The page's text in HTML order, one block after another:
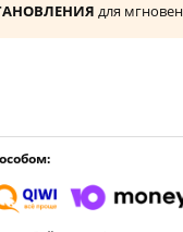
для